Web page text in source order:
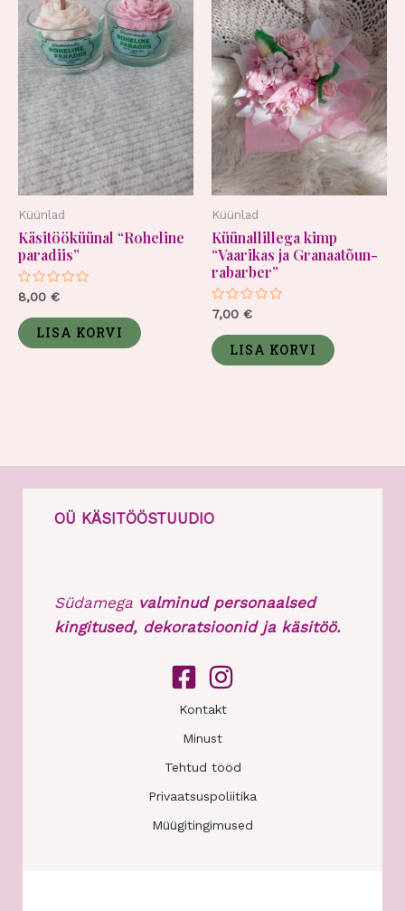
Küünlad
Käsitööküünal “Roheline
paradiis”
Hinnanguga
5
8,00 €
LISA KORVI
Küünlad
Küünallillega kimp
“Vaarikas ja Granaatõun-
rabarber”
Hinnanguga
5
7,00 €
LISA KORVI
OÜ KÄSITÖÖSTUUDIO
Südamega valminud personaalsed
kingitused, dekoratsioonid ja käsitöö.
Kontakt
Minust
Tehtud tööd
Privaatsuspoliitika
Müügitingimused